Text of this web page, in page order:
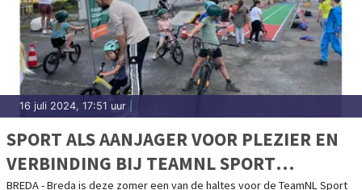
16 juli 2024, 17:51 uur
SPORT ALS AANJAGER VOOR PLEZIER EN
VERBINDING BIJ TEAMNL SPORT
BREDA - Breda is deze zomer een van de haltes voor de TeamNL Sport